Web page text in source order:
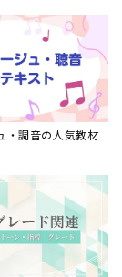
・調音の人気教材